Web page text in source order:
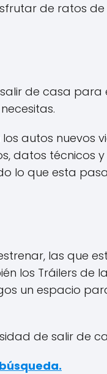
de ratos
de casa
autos nuevos
datos técnicos
lo que esta
las que
los Tráilers de
un espacio
de salir de